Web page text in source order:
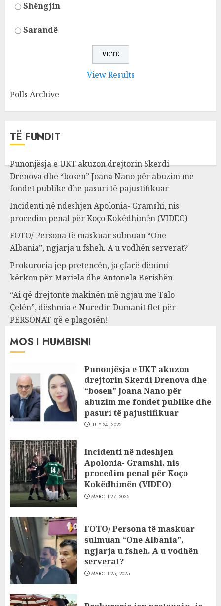
Shëngjin
Sarandë
View Results
Polls Archive
TË FUNDIT
Punonjësja e UKT akuzon drejtorin Skerdi
Drenova dhe “bosen” Joana Nano për abuzim me
fondet publike dhe pasuri të pajustifikuar
Incidenti në ndeshjen Apolonia- Gramshi, nis
procedim penal për Koço Kokëdhimën (VIDEO)
FOTO/ Persona të maskuar sulmuan “One
Albania”, ngjarja u fsheh. A u vodhën serverat?
Prokuroria jep pretencën, ja çfarë dënimi
kërkon për Mariela dhe Antonela Berishën
“Ai që drejtonte makinën më ngjau me Talo
Çelën”, dëshmia e Nuredin Dumanit flet për
PERSONAT që e plagosën!
MOS I HUMBISNI
Punonjësja e UKT akuzon
drejtorin Skerdi Drenova dhe
“bosen” Joana Nano për
abuzim me fondet publike dhe
pasuri të pajustifikuar
JULY 24, 2025
Incidenti në ndeshjen
Apolonia- Gramshi, nis
procedim penal për Koço
Kokëdhimën (VIDEO)
MARCH 27, 2025
FOTO/ Persona të maskuar
sulmuan “One Albania”,
ngjarja u fsheh. A u vodhën
serverat?
MARCH 25, 2025